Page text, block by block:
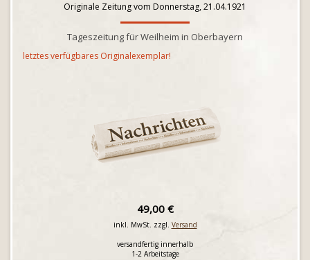
Originale Zeitung vom Donnerstag, 21.04.1921
Tageszeitung für Weilheim in Oberbayern
letztes verfügbares Originalexemplar!
49,00 €
inkl. MwSt. zzgl. Versand
versandfertig innerhalb
1-2 Arbeitstage